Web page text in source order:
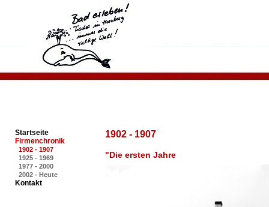
Startseite
Firmenchronik
1902 - 1907
1925 - 1969
1977 - 2000
2002 - Heute
Kontakt
1902 - 1907
"Die ersten Jahre